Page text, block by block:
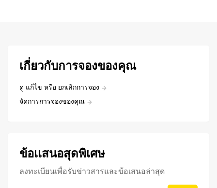
เกี่ยวกับการจองของคุณ
ดู แก้ไข หรือ ยกเลิกการจอง
จัดการการจองของคุณ
ข้อเเสนอสุดพิเศษ
ลงทะเบียนเพื่อรับข่าวสารและข้อเสนอล่าสุด